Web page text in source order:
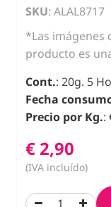
SKU: ALAL8717
*Las imágenes
producto es
Cont.: 20g. 5
Fecha
Precio por Kg.:
€ 2,90
(IVA incluído)